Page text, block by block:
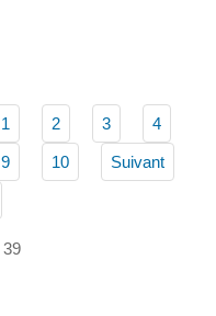
1 2 3 4
9 10 Suivant